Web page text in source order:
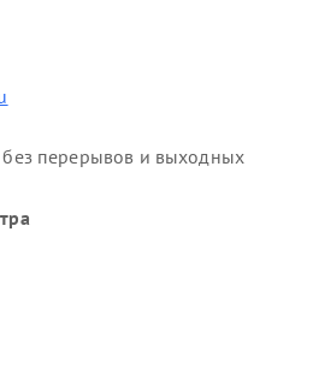
перерывов и выходных